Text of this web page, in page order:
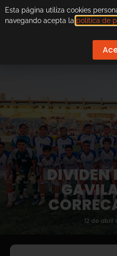
DIVIDEN
12 de abril
Esta página utiliza cookies
navegando acepta la política de